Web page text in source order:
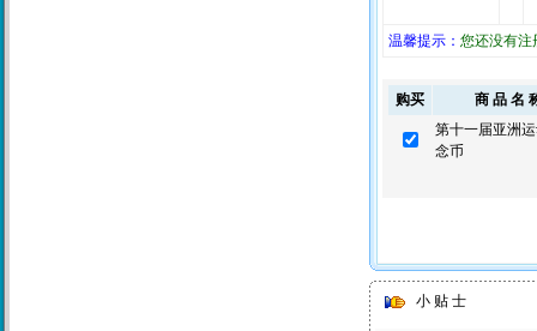
温馨提示： 您还没有注
购买
商 品 名
第十一届亚洲
念币
小 贴 士